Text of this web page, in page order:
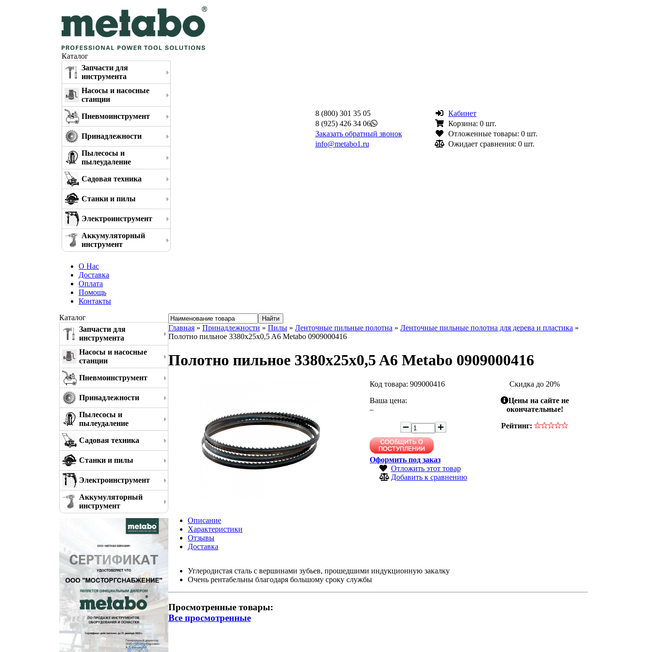
Каталог
Запчасти для
инструмента
Насосы и насосные
станции
Пневмоинструмент
Принадлежности
Пылесосы и
пылеудаление
Садовая техника
Станки и пилы
Электроинструмент
Аккумуляторный
инструмент
8 (800) 301 35 05
8 (925) 426 34 06
Заказать обратный звонок
info@metabo1.ru
Кабинет
Корзина: 0 шт.
Отложенные товары: 0 шт.
Ожидает сравнения: 0 шт.
О Нас
Доставка
Оплата
Помощь
Контакты
Каталог
Запчасти для
инструмента
Насосы и насосные
станции
Пневмоинструмент
Принадлежности
Пылесосы и
пылеудаление
Садовая техника
Станки и пилы
Электроинструмент
Аккумуляторный
инструмент
Главная » Принадлежности » Пилы » Ленточные пильные полотна » Ленточные пильные полотна для дерева и пластика »
Полотно пильное 3380x25x0,5 A6 Metabo 0909000416
Полотно пильное 3380x25x0,5 A6 Metabo 0909000416
Код товара: 909000416
Ваша цена:
–
Оформить под заказ
Отложить этот товар
Добавить к сравнению
Скидка до 20%
Цены на сайте не
окончательные!
Рейтинг:
Описание
Характеристики
Отзывы
Доставка
Углеродистая сталь с вершинами зубьев, прошедшими индукционную закалку
Очень рентабельны благодаря большому сроку службы
Просмотренные товары:
Все просмотренные